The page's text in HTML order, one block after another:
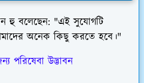
হু বলেছেন: "এই সুযোগটি
অনেক কিছু করতে হবে।"
পরিষেবা উদ্ভাবন